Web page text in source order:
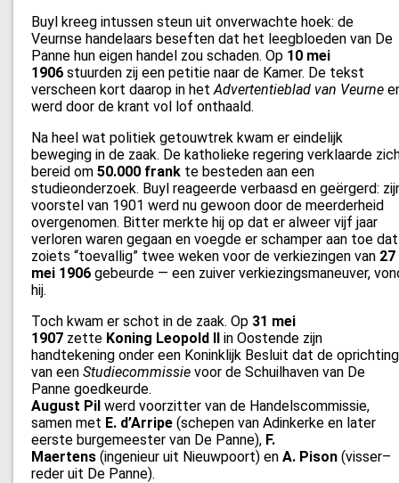
Buyl kreeg intussen steun uit onverwachte hoek: de
Veurnse handelaars beseften dat het leegbloeden van De
Panne hun eigen handel zou schaden. Op 10 mei
1906 stuurden zij een petitie naar de Kamer. De tekst
verscheen kort daarop in het Advertentieblad van Veurne
werd door de krant vol lof onthaald.
Na heel wat politiek getouwtrek kwam er eindelijk
beweging in de zaak. De katholieke regering verklaarde
bereid om 50.000 frank te besteden aan een
studieonderzoek. Buyl reageerde verbaasd en geërgerd:
voorstel van 1901 werd nu gewoon door de meerderheid
overgenomen. Bitter merkte hij op dat er alweer vijf jaar
verloren waren gegaan en voegde er schamper aan toe dat
zoiets “toevallig” twee weken voor de verkiezingen van 27
mei 1906 gebeurde — een zuiver verkiezingsmaneuver,
hij.
Toch kwam er schot in de zaak. Op 31 mei
1907 zette Koning Leopold II in Oostende zijn
handtekening onder een Koninklijk Besluit dat de oprichting
van een Studiecommissie voor de Schuilhaven van De
Panne goedkeurde.
August Pil werd voorzitter van de Handelscommissie,
samen met E. d’Arripe (schepen van Adinkerke en later
eerste burgemeester van De Panne), F.
Maertens (ingenieur uit Nieuwpoort) en A. Pison (visser–
reder uit De Panne).